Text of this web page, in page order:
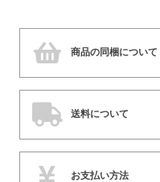
商品の同梱について
送料について
お支払い方法